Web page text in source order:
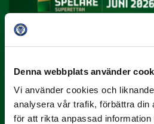
Denna webbplats använder
Vi använder cookies och
analysera vår trafik, förbättra din
för att rikta anpassad
3 JULI
Rösta på Månadens
Yttrar gör…